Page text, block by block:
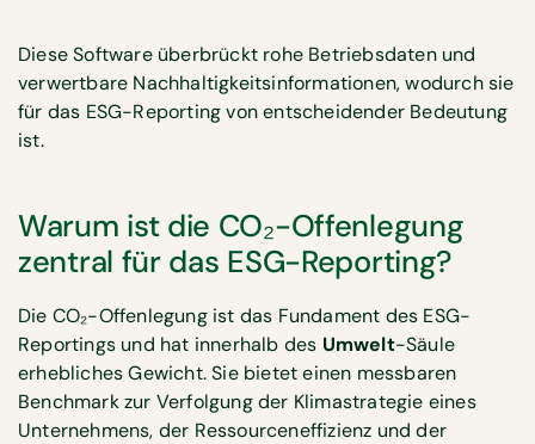
Diese Software überbrückt rohe Betriebsdaten und
verwertbare Nachhaltigkeitsinformationen, wodurch sie
für das ESG-Reporting von entscheidender Bedeutung
ist.
Warum ist die CO₂-Offenlegung
zentral für das ESG-Reporting?
Die CO₂-Offenlegung ist das Fundament des ESG-
Reportings und hat innerhalb des Umwelt-Säule
erhebliches Gewicht. Sie bietet einen messbaren
Benchmark zur Verfolgung der Klimastrategie eines
Unternehmens, der Ressourceneffizienz und der